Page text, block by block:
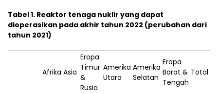
Tabel 1. Reaktor tenaga nuklir yang dapat
dioperasikan pada akhir tahun 2022 (perubahan dari
tahun 2021)
Afrika Asia
Eropa
Timur
&
Rusia
Amerika
Utara
Amerika
Selatan
Eropa
Barat &
Tengah
Total